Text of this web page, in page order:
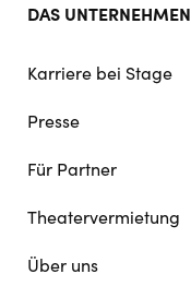
DAS UNTERNEHMEN
Karriere bei Stage
Presse
Für Partner
Theatervermietung
Über uns